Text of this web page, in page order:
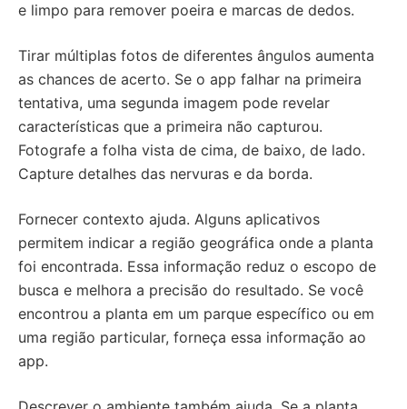
e limpo para remover poeira e marcas de dedos.
Tirar múltiplas fotos de diferentes ângulos aumenta
as chances de acerto. Se o app falhar na primeira
tentativa, uma segunda imagem pode revelar
características que a primeira não capturou.
Fotografe a folha vista de cima, de baixo, de lado.
Capture detalhes das nervuras e da borda.
Fornecer contexto ajuda. Alguns aplicativos
permitem indicar a região geográfica onde a planta
foi encontrada. Essa informação reduz o escopo de
busca e melhora a precisão do resultado. Se você
encontrou a planta em um parque específico ou em
uma região particular, forneça essa informação ao
app.